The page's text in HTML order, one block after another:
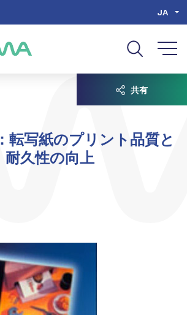
JA
：転写紙のプリント品質と
耐久性の向上
共有